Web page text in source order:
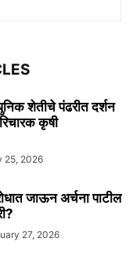
शेतीचे पंढरीत दर्शन
कृषी
25, 2026
जाऊन अर्चना पाटील
27, 2026